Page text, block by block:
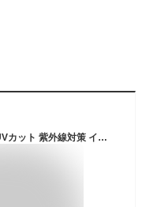
メンズ ストレッチ スラックス 撥水パンツ UVカット 紫外線対策 イージーケア 機能検査済み フルレングス ボトムス カラーパンツ【A8X】【パケ1】